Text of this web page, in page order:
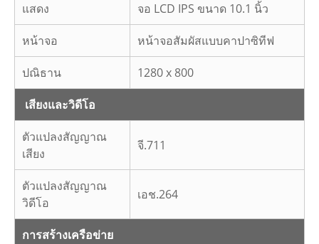
แสดง จอ LCD IPS ขนาด 10.1 นิ้ว
หน้าจอ หน้าจอสัมผัสแบบคาปาซิทีฟ
ปณิธาน 1280 x 800
เสียงและวิดีโอ
ตัวแปลงสัญญาณ
เสียง
จี.711
ตัวแปลงสัญญาณ
วิดีโอ
เอช.264
การสร้างเครือข่าย